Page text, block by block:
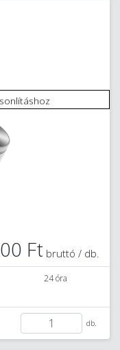
Ft bruttó / db.
24 óra
db.